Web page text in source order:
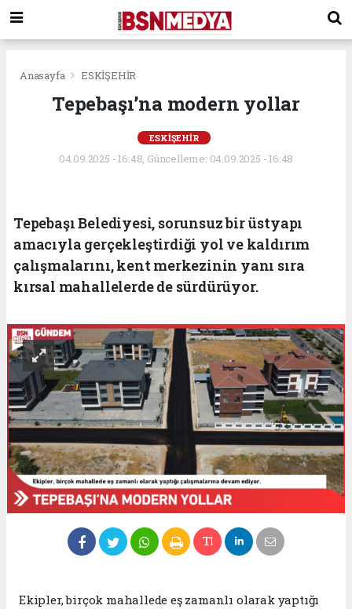
Anasayfa ESKİŞEHİR
Tepebaşı’na modern yollar
ESKİŞEHİR
04.09.2025 - 16:48, Güncelleme: 04.09.2025 - 16:48
Tepebaşı Belediyesi, sorunsuz bir üstyapı
amacıyla gerçekleştirdiği yol ve kaldırım
çalışmalarını, kent merkezinin yanı sıra
kırsal mahallelerde de sürdürüyor.
Ekipler, birçok mahallede eş zamanlı olarak yaptığı